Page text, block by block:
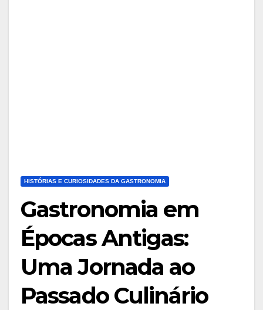
HISTÓRIAS E CURIOSIDADES DA GASTRONOMIA
Gastronomia em
Épocas Antigas:
Uma Jornada ao
Passado Culinário